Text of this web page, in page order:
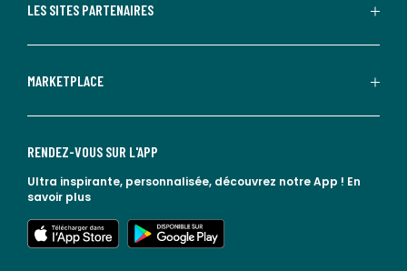
LES SITES PARTENAIRES
MARKETPLACE
RENDEZ-VOUS SUR L'APP
Ultra inspirante, personnalisée, découvrez notre App ! En
savoir plus
lien vers l'app store
lien vers google play